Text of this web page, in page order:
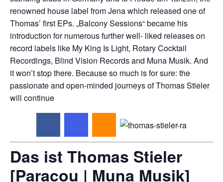
renowned house label from Jena which released one of
Thomas’ first EPs. „Balcony Sessions“ became his
introduction for numerous further well- liked releases on
record labels like My King Is Light, Rotary Cocktail
Recordings, Blind Vision Records and Muna Musik. And
it won’t stop there. Because so much is for sure: the
passionate and open-minded journeys of Thomas Stieler
will continue
Das ist Thomas Stieler
[Paracou | Muna Musik]